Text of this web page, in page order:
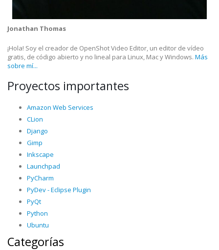
Jonathan Thomas
¡Hola! Soy el creador de OpenShot Video Editor, un editor de vídeo
gratis, de código abierto y no lineal para Linux, Mac y Windows. Más
sobre mí...
Proyectos importantes
Amazon Web Services
CLion
Django
Gimp
Inkscape
Launchpad
PyCharm
PyDev - Eclipse Plugin
PyQt
Python
Ubuntu
Categorías